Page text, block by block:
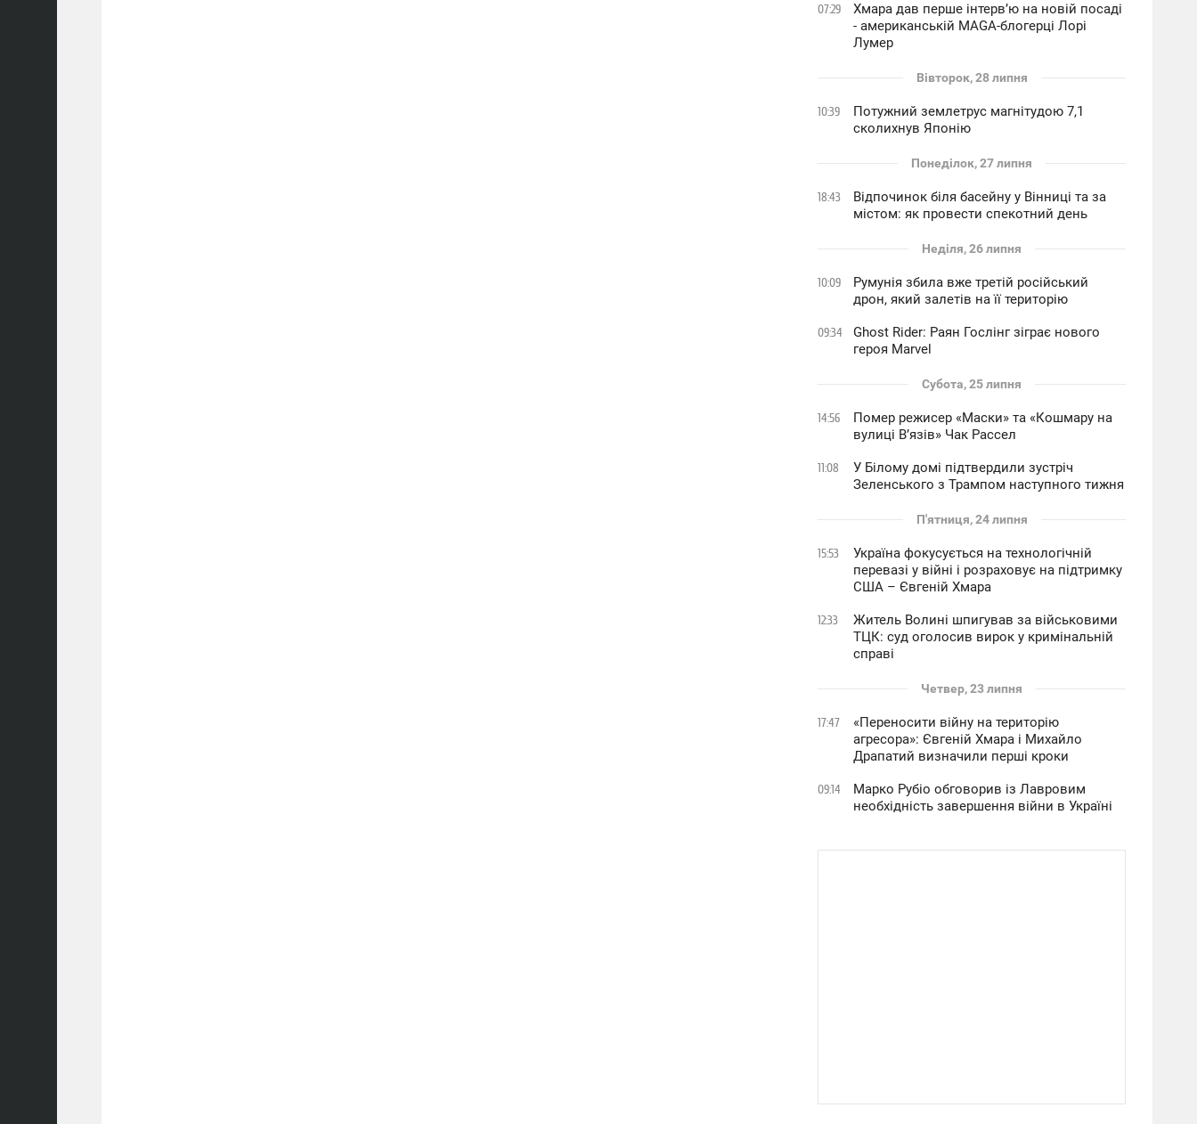
07:29
Хмара дав перше інтервʼю на новій посаді
- американській MAGA-блогерці Лорі
Лумер
Вівторок, 28 липня
10:39
Потужний землетрус магнітудою 7,1
сколихнув Японію
Понеділок, 27 липня
18:43
Відпочинок біля басейну у Вінниці та за
містом: як провести спекотний день
Неділя, 26 липня
10:09
Румунія збила вже третій російський
дрон, який залетів на її територію
09:34
Ghost Rider: Раян Гослінг зіграє нового
героя Marvel
Субота, 25 липня
14:56
Помер режисер «Маски» та «Кошмару на
вулиці В’язів» Чак Рассел
11:08
У Білому домі підтвердили зустріч
Зеленського з Трампом наступного тижня
П'ятниця, 24 липня
15:53
Україна фокусується на технологічній
перевазі у війні і розраховує на підтримку
США – Євгеній Хмара
12:33
Житель Волині шпигував за військовими
ТЦК: суд оголосив вирок у кримінальній
справі
Четвер, 23 липня
17:47
«Переносити війну на територію
агресора»: Євгеній Хмара і Михайло
Драпатий визначили перші кроки
09:14
Марко Рубіо обговорив із Лавровим
необхідність завершення війни в Україні